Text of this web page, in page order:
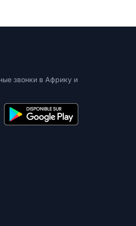
звонки в Африку и